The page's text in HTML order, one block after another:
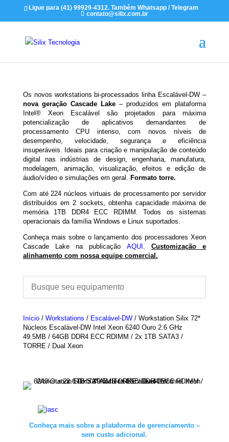
Ligue para (41) 99929-4312. Também Whatsapp / Telegram
contato@silix.com.br
Os novos workstations bi-processados linha Escalável-DW –
nova geração Cascade Lake– produzidos em plataforma
Intel® Xeon Escalável são projetados para máxima
potencialização de aplicativos demandantes de
processamento CPU intenso, com novos níveis de
desempenho, velocidade, segurança e eficiência
insuperáveis. Ideais para criação e manipulação de conteúdo
digital nas indústrias de design, engenharia, manufatura,
modelagem, animação, visualização, efeitos e edição de
áudio/vídeo e simulações em geral. Formato torre.
Com até 224 núcleos virtuais de processamento por servidor
distribuídos em 2 sockets, obtenha capacidade máxima de
memória 1TB DDR4 ECC RDIMM. Todos os sistemas
operacionais da família Windows e Linux suportados.
Conheça mais sobre o lançamento dos processadores Xeon
Cascade Lake na publicação AQUI
Customização e
alinhamento com nossa equipe comercial.
Início/ Workstations / Escalável-DW/ Workstation Silix 72*
Núcleos Escalável-DW Intel Xeon 6240 Ouro 2.6 GHz
49.5MB / 64GB DDR4 ECC RDIMM / 2x 1TB SATA3 /
TORRE / Dual Xeon
Conheça mais sobre a plataforma de gerenciamento –
sem custo adicional.